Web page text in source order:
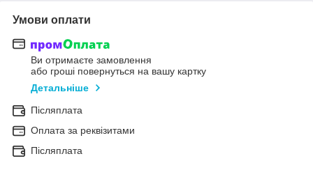
Умови оплати
Ви отримаєте замовлення
або гроші повернуться на вашу картку
Детальніше
Післяплата
Оплата за реквізитами
Післяплата